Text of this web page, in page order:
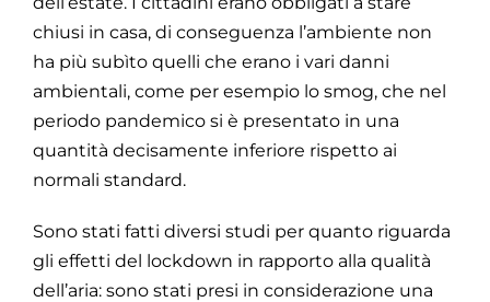
chiusi in casa, di conseguenza l’ambiente non
ha più subìto quelli che erano i vari danni
ambientali, come per esempio lo smog, che nel
periodo pandemico si è presentato in una
quantità decisamente inferiore rispetto ai
normali standard.
Sono stati fatti diversi studi per quanto riguarda
gli effetti del lockdown in rapporto alla qualità
dell’aria: sono stati presi in considerazione una